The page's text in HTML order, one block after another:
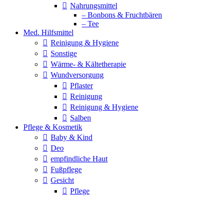
Nahrungsmittel
– Bonbons & Fruchtbären
– Tee
Med. Hilfsmittel
Reinigung & Hygiene
Sonstige
Wärme- & Kältetherapie
Wundversorgung
Pflaster
Reinigung
Reinigung & Hygiene
Salben
Pflege & Kosmetik
Baby & Kind
Deo
empfindliche Haut
Fußpflege
Gesicht
Pflege